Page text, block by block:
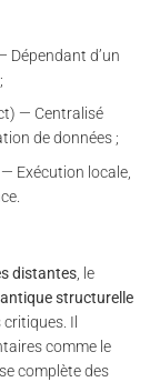
Dépendant d’un
— Centralisé
de données ;
Exécution locale,
distantes , le
structurelle
Il
comme le
complète des